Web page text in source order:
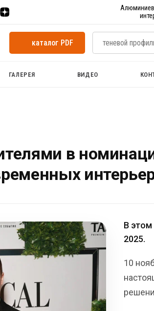
каталог PDF
ГАЛЕРЕЯ ВИДЕО
в
В этом
2025.
10